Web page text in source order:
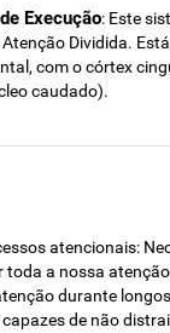
Execução: Este
Dividida.
com o córtex
caudado).
atencionais:
a nossa
durante
de não